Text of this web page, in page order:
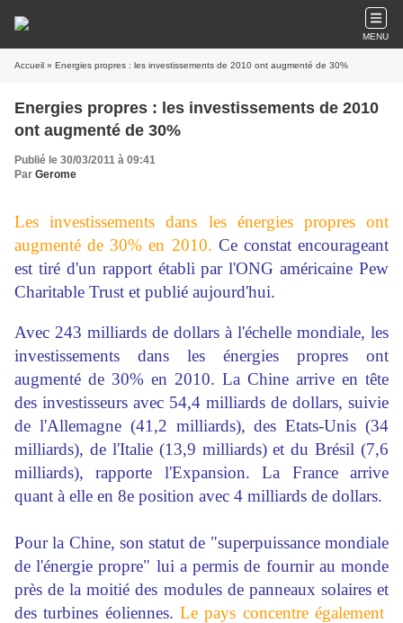
MENU
Accueil » Energies propres : les investissements de 2010 ont augmenté de 30%
Energies propres : les investissements de 2010
ont augmenté de 30%
Publié le 30/03/2011 à 09:41
Par Gerome
Les investissements dans les énergies propres ont
augmenté de 30% en 2010. Ce constat encourageant
est tiré d'un rapport établi par l'ONG américaine Pew
Charitable Trust et publié aujourd'hui.
Avec 243 milliards de dollars à l'échelle mondiale, les
investissements dans les énergies propres ont
augmenté de 30% en 2010. La Chine arrive en tête
des investisseurs avec 54,4 milliards de dollars, suivie
de l'Allemagne (41,2 milliards), des Etats-Unis (34
milliards), de l'Italie (13,9 milliards) et du Brésil (7,6
milliards), rapporte l'Expansion. La France arrive
quant à elle en 8e position avec 4 milliards de dollars.
Pour la Chine, son statut de "superpuissance mondiale
de l'énergie propre" lui a permis de fournir au monde
près de la moitié des modules de panneaux solaires et
des turbines éoliennes. Le pays concentre également